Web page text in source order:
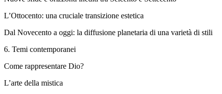
L’Ottocento: una cruciale transizione estetica
Dal Novecento a oggi: la diffusione planetaria di una varietà di stili
6. Temi contemporanei
Come rappresentare Dio?
L’arte della mistica